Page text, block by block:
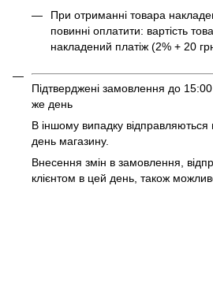
При отриманні товара
повинні оплатити: вартість
накладений платіж (2% + 20
Підтверджені замовлення до
же день
В іншому випадку
день магазину.
Внесення змін в замовлення,
клієнтом в цей день, також